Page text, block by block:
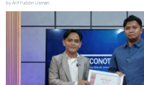
by Arif Fuddin Usman